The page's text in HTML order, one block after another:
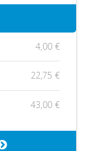
4,00 €
22,75 €
43,00 €